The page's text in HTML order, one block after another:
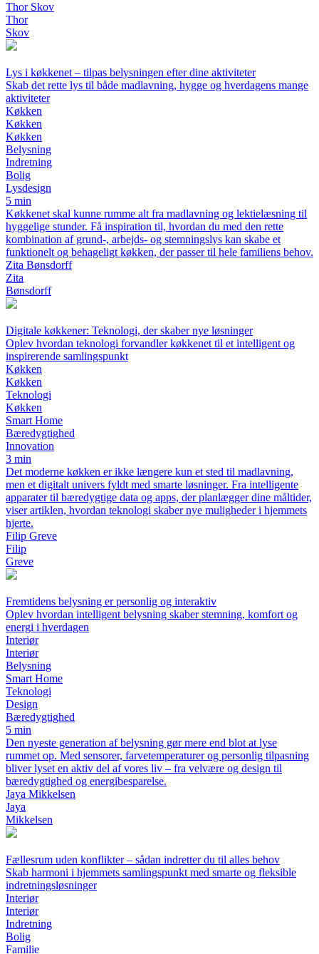
Thor Skov
Thor
Skov
Lys i køkkenet – tilpas belysningen efter dine aktiviteter
Skab det rette lys til både madlavning, hygge og hverdagens mange
aktiviteter
Køkken
Køkken
Køkken
Belysning
Indretning
Bolig
Lysdesign
5 min
Køkkenet skal kunne rumme alt fra madlavning og lektielæsning til
hyggelige stunder. Få inspiration til, hvordan du med den rette
kombination af grund-, arbejds- og stemningslys kan skabe et
funktionelt og behageligt køkken, der passer til hele familiens behov.
Zita Bønsdorff
Zita
Bønsdorff
Digitale køkkener: Teknologi, der skaber nye løsninger
Oplev hvordan teknologi forvandler køkkenet til et intelligent og
inspirerende samlingspunkt
Køkken
Køkken
Teknologi
Køkken
Smart Home
Bæredygtighed
Innovation
3 min
Det moderne køkken er ikke længere kun et sted til madlavning,
men et digitalt univers fyldt med smarte løsninger. Fra intelligente
apparater til bæredygtige data og apps, der planlægger dine måltider,
viser artiklen, hvordan teknologi skaber nye muligheder i hjemmets
hjerte.
Filip Greve
Filip
Greve
Fremtidens belysning er personlig og interaktiv
Oplev hvordan intelligent belysning skaber stemning, komfort og
energi i hverdagen
Interiør
Interiør
Belysning
Smart Home
Teknologi
Design
Bæredygtighed
5 min
Den nyeste generation af belysning gør mere end blot at lyse
rummet op. Med sensorer, farvetemperaturer og personlig tilpasning
bliver lyset en aktiv del af vores liv – fra velvære og design til
bæredygtighed og energibesparelse.
Jaya Mikkelsen
Jaya
Mikkelsen
Fællesrum uden konflikter – sådan indretter du til alles behov
Skab harmoni i hjemmets samlingspunkt med smarte og fleksible
indretningsløsninger
Interiør
Interiør
Indretning
Bolig
Familie